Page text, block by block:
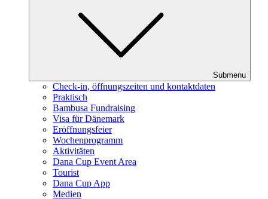
Submenu
Check-in, öffnungszeiten und kontaktdaten
Praktisch
Bambusa Fundraising
Visa für Dänemark
Eröffnungsfeier
Wochenprogramm
Aktivitäten
Dana Cup Event Area
Tourist
Dana Cup App
Medien